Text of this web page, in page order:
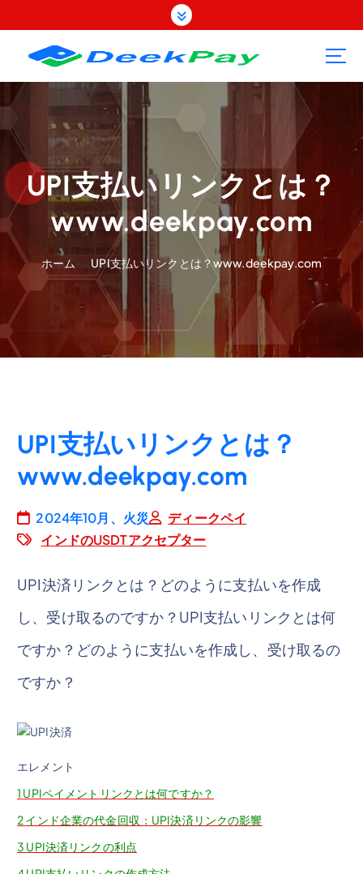
ン
ツ
プ
UPI支払いリンクとは？
www.deekpay.com
ホーム UPI支払いリンクとは？www.deekpay.com
UPI支払いリンクとは？
www.deekpay.com
2024年10月、火災
ディークペイ
インドのUSDTアクセプター
UPI決済リンクとは？どのように支払いを作成
し、受け取るのですか？UPI支払いリンクとは何
ですか？どのように支払いを作成し、受け取るの
ですか？
エレメント
1 UPIペイメントリンクとは何ですか？
2インド企業の代金回収：UPI決済リンクの影響
3 UPI決済リンクの利点